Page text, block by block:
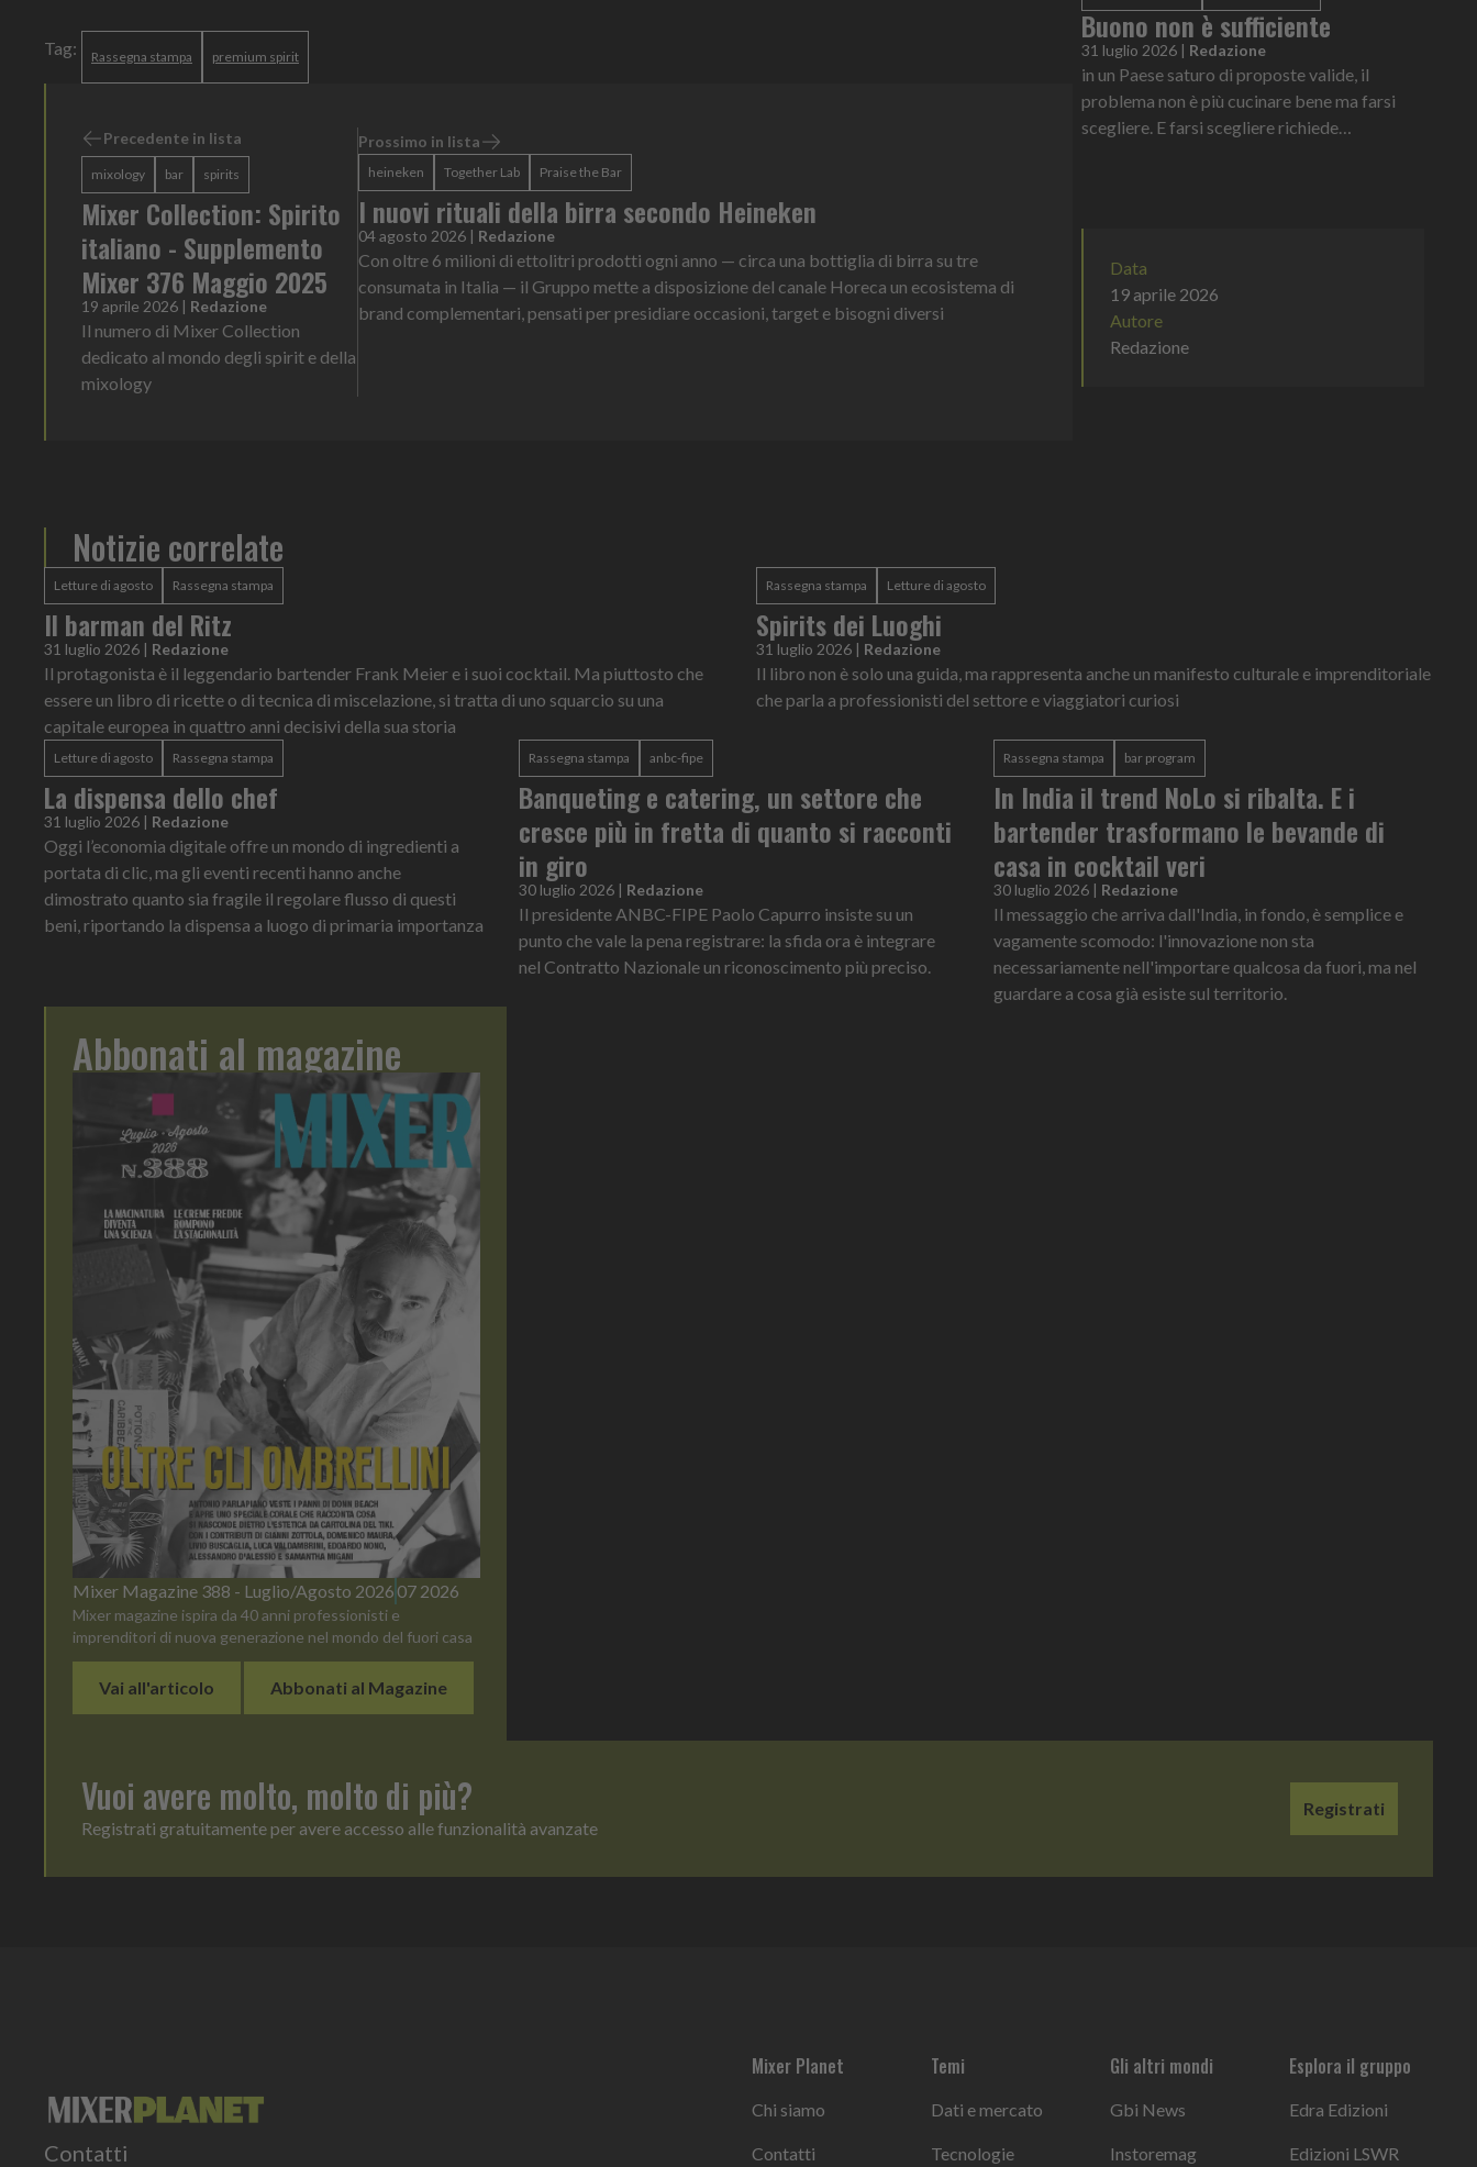
Tag: Rassegna stampa premium spirit
Precedente in lista
mixology bar spirits
Mixer Collection: Spirito
italiano - Supplemento
Mixer 376 Maggio 2025
19 aprile 2026 | Redazione
Il numero di Mixer Collection
dedicato al mondo degli spirit e della
mixology
Prossimo in lista
heineken Together Lab Praise the Bar
I nuovi rituali della birra secondo Heineken
04 agosto 2026 | Redazione
Con oltre 6 milioni di ettolitri prodotti ogni anno — circa una bottiglia di birra su tre
consumata in Italia — il Gruppo mette a disposizione del canale Horeca un ecosistema di
brand complementari, pensati per presidiare occasioni, target e bisogni diversi
Buono non è sufficiente
31 luglio 2026 | Redazione
in un Paese saturo di proposte valide, il
problema non è più cucinare bene ma farsi
scegliere. E farsi scegliere richiede
Data
19 aprile 2026
Autore
Redazione
Notizie correlate
Letture di agosto Rassegna stampa
Il barman del Ritz
31 luglio 2026 | Redazione
Il protagonista è il leggendario bartender Frank Meier e i suoi cocktail. Ma piuttosto che
essere un libro di ricette o di tecnica di miscelazione, si tratta di uno squarcio su una
capitale europea in quattro anni decisivi della sua storia
Rassegna stampa Letture di agosto
Spirits dei Luoghi
31 luglio 2026 | Redazione
Il libro non è solo una guida, ma rappresenta anche un manifesto culturale e imprenditoriale
che parla a professionisti del settore e viaggiatori curiosi
Letture di agosto Rassegna stampa
La dispensa dello chef
31 luglio 2026 | Redazione
Oggi l’economia digitale offre un mondo di ingredienti a
portata di clic, ma gli eventi recenti hanno anche
dimostrato quanto sia fragile il regolare flusso di questi
beni, riportando la dispensa a luogo di primaria importanza
Rassegna stampa anbc-fipe
Banqueting e catering, un settore che
cresce più in fretta di quanto si racconti
in giro
30 luglio 2026 | Redazione
Il presidente ANBC-FIPE Paolo Capurro insiste su un
punto che vale la pena registrare: la sfida ora è integrare
nel Contratto Nazionale un riconoscimento più preciso.
Rassegna stampa bar program
In India il trend NoLo si ribalta. E i
bartender trasformano le bevande di
casa in cocktail veri
30 luglio 2026 | Redazione
Il messaggio che arriva dall'India, in fondo, è semplice e
vagamente scomodo: l'innovazione non sta
necessariamente nell'importare qualcosa da fuori, ma nel
guardare a cosa già esiste sul territorio.
Abbonati al magazine
Mixer Magazine 388 - Luglio/Agosto 2026 07 2026
Mixer magazine ispira da 40 anni professionisti e
imprenditori di nuova generazione nel mondo del fuori casa
Vai all'articolo Abbonati al Magazine
Vuoi avere molto, molto di più?
Registrati gratuitamente per avere accesso alle funzionalità avanzate
Registrati
Contatti
Mixer Planet
Chi siamo
Contatti
Temi
Dati e mercato
Tecnologie
Gli altri mondi
Gbi News
Instoremag
Esplora il gruppo
Edra Edizioni
Edizioni LSWR